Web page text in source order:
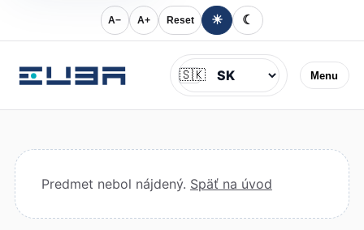
A− A+ Reset ☀ ☾
Menu
Jazyk
🇸🇰
Predmet nebol nájdený. Späť na úvod